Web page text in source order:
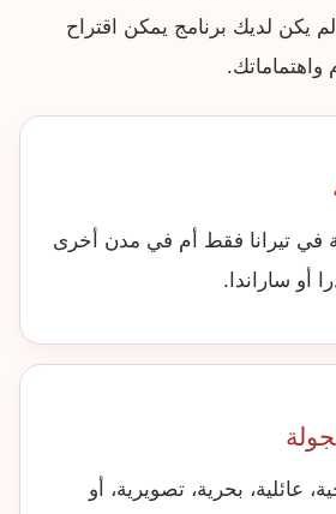
لم يكن لديك برنامج يمكن اقتراح
في تيرانا فقط أم في مدن أخرى
أو ساراندا.
عائلية، بحرية، تصويرية، أو